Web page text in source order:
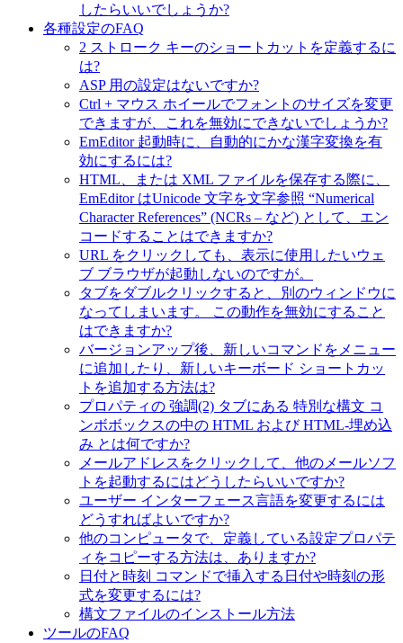
したらいいでしょうか?
各種設定のFAQ
2 ストローク キーのショートカットを定義するに
は?
ASP 用の設定はないですか?
Ctrl + マウス ホイールでフォントのサイズを変更
できますが、これを無効にできないでしょうか?
EmEditor 起動時に、自動的にかな漢字変換を有
効にするには?
HTML、または XML ファイルを保存する際に、
EmEditor はUnicode 文字を文字参照 “Numerical
Character References” (NCRs – など) として、エン
コードすることはできますか?
URL をクリックしても、表示に使用したいウェ
ブ ブラウザが起動しないのですが。
タブをダブルクリックすると、別のウィンドウに
なってしまいます。 この動作を無効にすること
はできますか?
バージョンアップ後、新しいコマンドをメニュー
に追加したり、新しいキーボード ショートカッ
トを追加する方法は?
プロパティの 強調(2) タブにある 特別な構文 コ
ンボボックスの中の HTML および HTML-埋め込
み とは何ですか?
メールアドレスをクリックして、他のメールソフ
トを起動するにはどうしたらいいですか?
ユーザー インターフェース言語を変更するには
どうすればよいですか?
他のコンピュータで、定義している設定プロパテ
ィをコピーする方法は、ありますか?
日付と時刻 コマンドで挿入する日付や時刻の形
式を変更するには?
構文ファイルのインストール方法
ツールのFAQ